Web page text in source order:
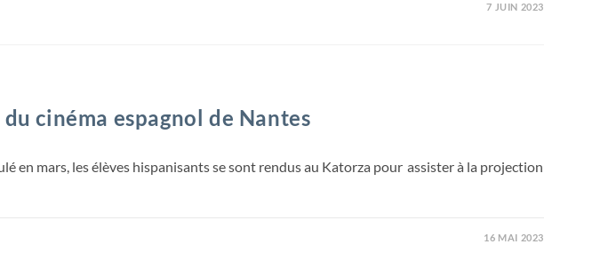
7 JUIN 2023
cinéma espagnol de Nantes
en mars, les élèves hispanisants se sont rendus au Katorza pour assister à la projection
16 MAI 2023